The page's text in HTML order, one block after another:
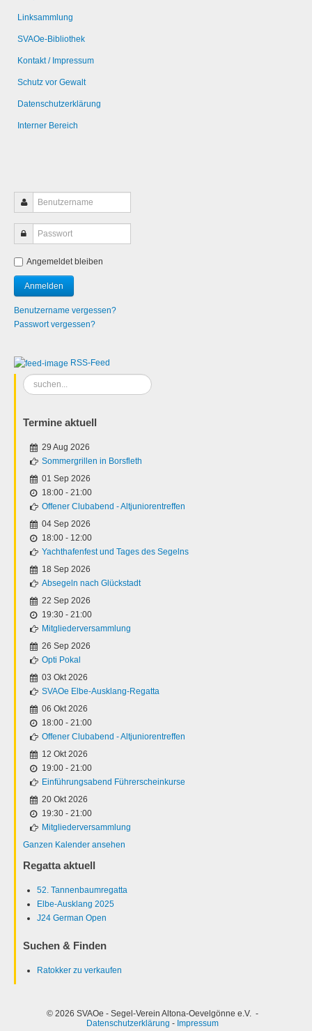
Linksammlung
SVAOe-Bibliothek
Kontakt / Impressum
Schutz vor Gewalt
Datenschutzerklärung
Interner Bereich
Angemeldet bleiben
Benutzername vergessen?
Passwort vergessen?
RSS-Feed
Suchen
...
Termine aktuell
29 Aug 2026
Sommergrillen in Borsfleth
01 Sep 2026
18:00 - 21:00
Offener Clubabend - Altjuniorentreffen
04 Sep 2026
18:00 - 12:00
Yachthafenfest und Tages des Segelns
18 Sep 2026
Absegeln nach Glückstadt
22 Sep 2026
19:30 - 21:00
Mitgliederversammlung
26 Sep 2026
Opti Pokal
03 Okt 2026
SVAOe Elbe-Ausklang-Regatta
06 Okt 2026
18:00 - 21:00
Offener Clubabend - Altjuniorentreffen
12 Okt 2026
19:00 - 21:00
Einführungsabend Führerscheinkurse
20 Okt 2026
19:30 - 21:00
Mitgliederversammlung
Ganzen Kalender ansehen
Regatta aktuell
52. Tannenbaumregatta
Elbe-Ausklang 2025
J24 German Open
Suchen & Finden
Ratokker zu verkaufen
© 2026 SVAOe - Segel-Verein Altona-Oevelgönne e.V. -
Datenschutzerklärung - Impressum